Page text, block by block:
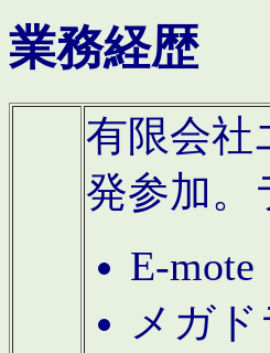
業務経歴
有限会社
発参加。
E-
メガ